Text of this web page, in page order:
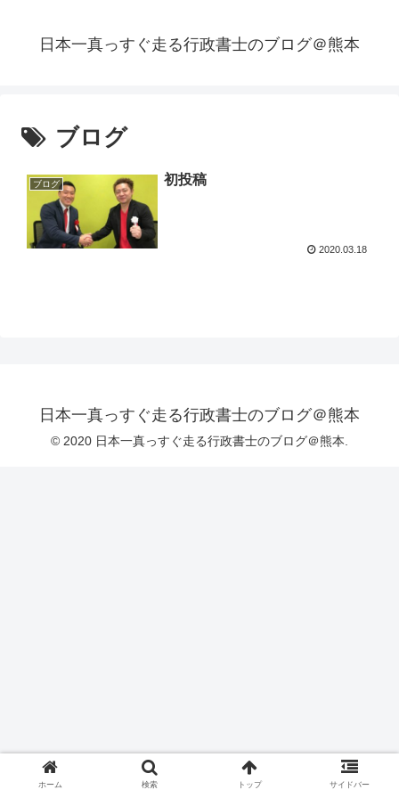
日本一真っすぐ走る行政書士のブログ＠熊本
ブログ
ブログ 初投稿
2020.03.18
日本一真っすぐ走る行政書士のブログ＠熊本
© 2020 日本一真っすぐ走る行政書士のブログ＠熊本.
ホーム 検索 トップ サイドバー